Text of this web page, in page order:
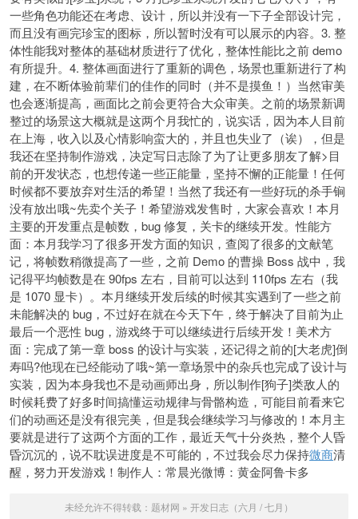
一些角色功能还在考虑、设计，所以并没有一下子全部设计完，
而且没有画完珍宝的图标，所以暂时没有可以展示的内容。3. 整
体性能我对整体的基础材质进行了优化，整体性能比之前 demo
有所提升。4. 整体画面进行了重新的调色，场景也重新进行了构
建，在不断体验前辈们的佳作的同时（并不是摸鱼！）当然审美
也会逐渐提高，画面比之前会更符合大众审美。之前的场景新调
整过的场景这大概就是这两个月我忙的，说实话，因为本人目前
在上海，收入以及心情影响蛮大的，并且也失业了（诶），但是
我还在坚持制作游戏，决定写日志除了为了让更多朋友了解>目
前的开发状态，也想传递一些正能量，坚持不懈的正能量！任何
时候都不要放弃对生活的希望！当然了我还有一些好玩的杀手锏
没有放出哦~先卖个关子！希望游戏发售时，大家会喜欢！本月
主要的开发重点是帧数，bug 修复，关卡的继续开发。性能方
面：本月我学习了很多开发方面的知识，查阅了很多的文献笔
记，将帧数稍微提高了一些，之前 Demo 的曹操 Boss 战中，我
记得平均帧数是在 90fps 左右，目前可以达到 110fps 左右（我
是 1070 显卡）。本月继续开发后续的时候其实遇到了一些之前
未能解决的 bug，不过好在就在今天下午，终于解决了目前为止
最后一个恶性 bug，游戏终于可以继续进行后续开发！美术方
面：完成了第一章 boss 的设计与实装，还记得之前的[大老虎]倒
寿吗?他现在已经能动了哦~第一章场景中的杂兵也完成了设计与
实装，因为本身我也不是动画师出身，所以制作[狗子]类敌人的
时候耗费了好多时间搞懂运动规律与骨骼构造，可能目前看来它
们的动画还是没有很完美，但是我会继续学习与修改的！本月主
要就是进行了这两个方面的工作，最近天气十分炎热，整个人昏
昏沉沉的，说不耽误进度是不可能的，不过我会尽力保持微商清
醒，努力开发游戏！制作人：常晨光微博：黄金阿鲁卡多
未经允许不得转载： 题材网 » 开发日志（六月 / 七月）